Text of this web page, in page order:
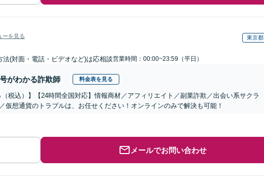
ーを見る 東京都
法(対面・電話・ビデオなど)は応相談営業時間：00:00~23:59（平日）
がわかる詐欺師 料金表を見る
（税込）】【24時間全国対応】情報商材／アフィリエイト／副業詐欺／出会い系サクラ
仮想通貨のトラブルは、お任せください！オンラインのみで解決も可能！
メールでお問い合わせ